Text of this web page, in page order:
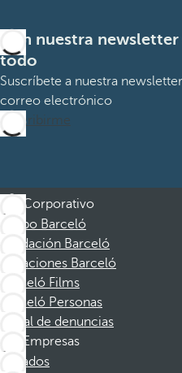
Con nuestra
todo
Suscríbete a nuestra
correo electrónico
Suscribirme
Corporativo
Grupo Barceló
Fundación Barceló
Vacaciones Barceló
Barceló Films
Barceló Personas
Canal de denuncias
Empresas
Afiliados